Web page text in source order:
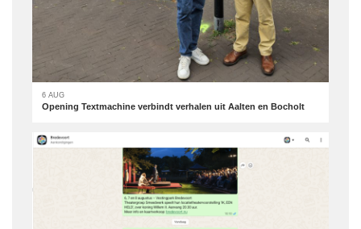
6 AUG
Opening Textmachine verbindt verhalen uit Aalten en Bocholt